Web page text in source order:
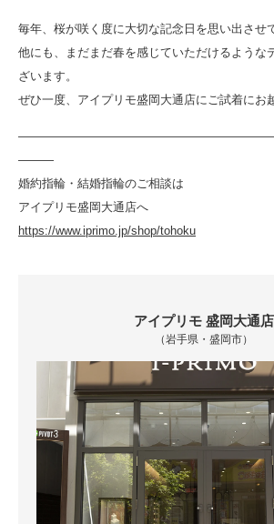
毎年、桜が咲く度に大切な記念日を思い出させ
他にも、まだまだ春を感じていただけるような
ざいます。
ぜひ一度、アイプリモ盛岡大通店にご試着にお
―――
婚約指輪・結婚指輪のご相談は
アイプリモ盛岡大通店へ
https://www.iprimo.jp/shop/tohoku
アイプリモ 盛岡大通店
（岩手県・盛岡市）